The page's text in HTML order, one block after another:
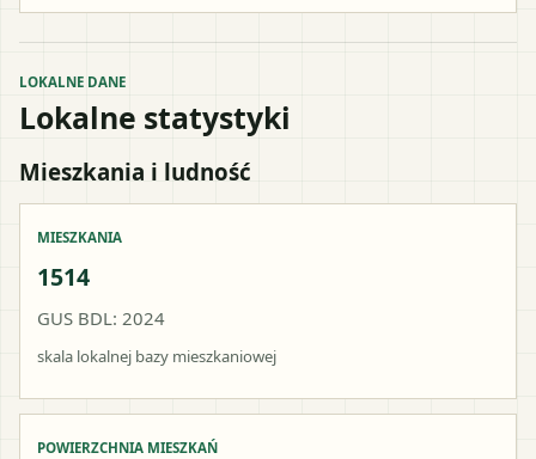
LOKALNE DANE
Lokalne statystyki
Mieszkania i ludność
MIESZKANIA
1514
GUS BDL: 2024
skala lokalnej bazy mieszkaniowej
POWIERZCHNIA MIESZKAŃ